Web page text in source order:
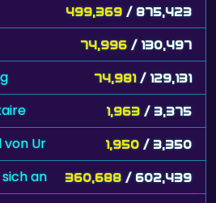
499,369 / 875,423
74,996 / 130,497
74,981 / 129,131
1,963 / 3,375
von Ur 1,950 / 3,350
an 360,688 / 602,439